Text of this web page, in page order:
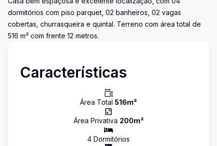
dormitórios com piso parquet, 02 banheiros, 02 vagas
cobertas, churrasqueira e quintal. Terreno com área total de
516 m² com frente 12 metros.
Características
Área Total 516m²
Área Privativa 200m²
4 Dormitórios